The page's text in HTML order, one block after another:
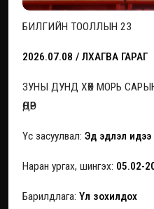
БИЛГИЙН ТООЛЛЫН 23
2026.07.08 / ЛХАГВА ГАРАГ
ЗУНЫ ДУНД ХӨХ МОРЬ
ӨДӨР
Үс засуулвал: Эд эдлэл
Наран ургах, шингэх: 05.02-
Барилдлага: Үл зохилдох